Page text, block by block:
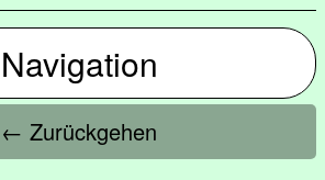
Navigation
← Zurückgehen